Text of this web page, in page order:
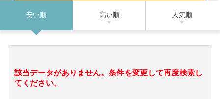
安い順 高い順 人気順
該当データがありません。条件を変更して再度検索し
てください。